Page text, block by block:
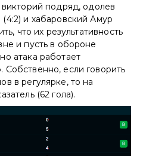
викторий подряд, одолев
и хабаровский Амур
что их результативность
и пусть в обороне
атака работает
если говорить
в регулярке, то на
(62 гола).